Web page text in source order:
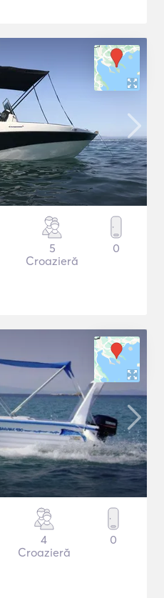
5
Croazieră
0
4
Croazieră
0